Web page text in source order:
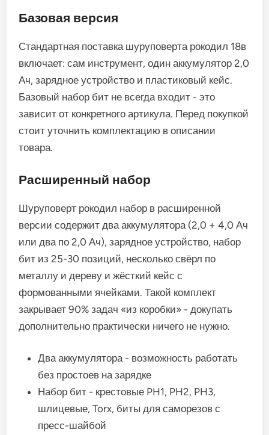
Базовая версия
Стандартная поставка шуруповерта рокодил 18в
включает: сам инструмент, один аккумулятор 2,0
Ач, зарядное устройство и пластиковый кейс.
Базовый набор бит не всегда входит - это
зависит от конкретного артикула. Перед покупкой
стоит уточнить комплектацию в описании
товара.
Расширенный набор
Шуруповерт рокодил набор в расширенной
версии содержит два аккумулятора (2,0 + 4,0 Ач
или два по 2,0 Ач), зарядное устройство, набор
бит из 25-30 позиций, несколько свёрл по
металлу и дереву и жёсткий кейс с
формованными ячейками. Такой комплект
закрывает 90% задач «из коробки» - докупать
дополнительно практически ничего не нужно.
Два аккумулятора - возможность работать
без простоев на зарядке
Набор бит - крестовые PH1, PH2, PH3,
шлицевые, Torx, биты для саморезов с
пресс-шайбой